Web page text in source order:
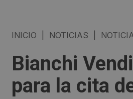
INICIO NOTICIAS
Bianchi
para la cita